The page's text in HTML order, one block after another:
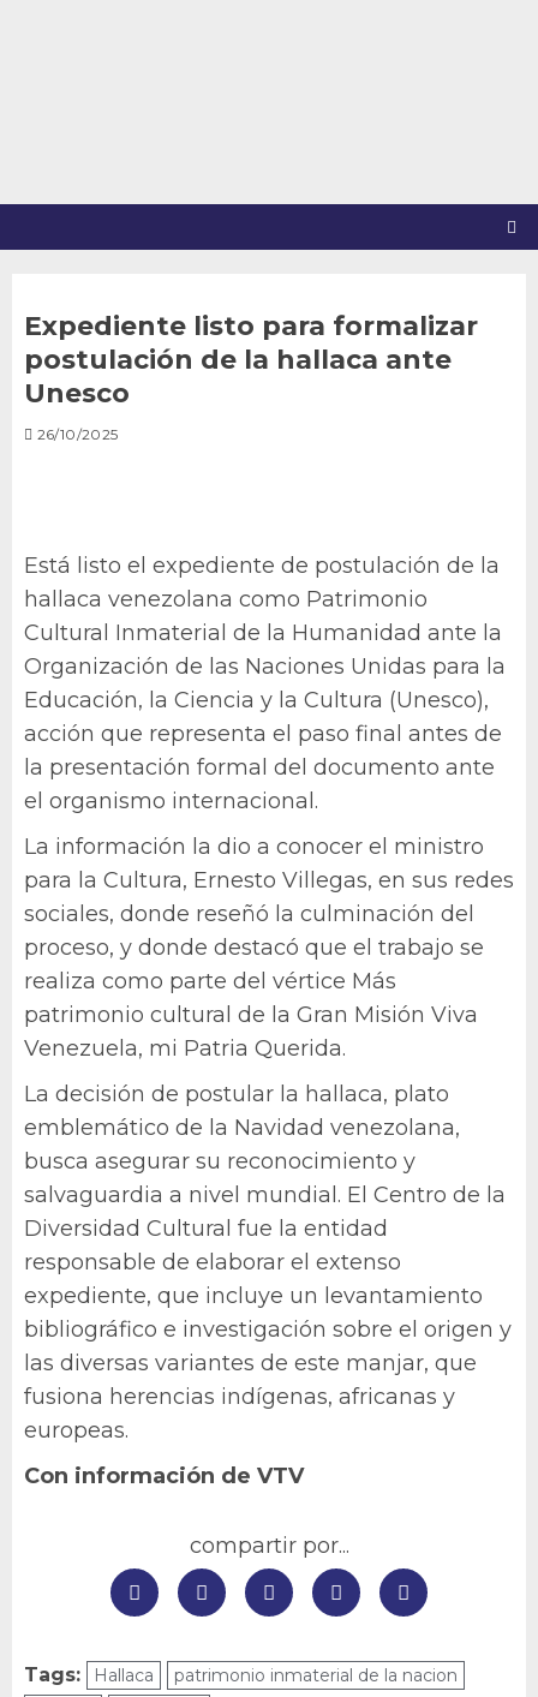
Expediente listo para formalizar
postulación de la hallaca ante
Unesco
26/10/2025
Está listo el expediente de postulación de la
hallaca venezolana como Patrimonio
Cultural Inmaterial de la Humanidad ante la
Organización de las Naciones Unidas para la
Educación, la Ciencia y la Cultura (Unesco),
acción que representa el paso final antes de
la presentación formal del documento ante
el organismo internacional.
La información la dio a conocer el ministro
para la Cultura, Ernesto Villegas, en sus redes
sociales, donde reseñó la culminación del
proceso, y donde destacó que el trabajo se
realiza como parte del vértice Más
patrimonio cultural de la Gran Misión Viva
Venezuela, mi Patria Querida.
La decisión de postular la hallaca, plato
emblemático de la Navidad venezolana,
busca asegurar su reconocimiento y
salvaguardia a nivel mundial. El Centro de la
Diversidad Cultural fue la entidad
responsable de elaborar el extenso
expediente, que incluye un levantamiento
bibliográfico e investigación sobre el origen y
las diversas variantes de este manjar, que
fusiona herencias indígenas, africanas y
europeas.
Con información de VTV
compartir por...
Tags: Hallaca
patrimonio inmaterial de la nacion